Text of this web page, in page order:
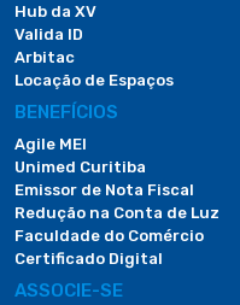
Hub da XV
Valida ID
Arbitac
Locação de Espaços
BENEFÍCIOS
Agile MEI
Unimed Curitiba
Emissor de Nota Fiscal
Redução na Conta de Luz
Faculdade do Comércio
Certificado Digital
ASSOCIE-SE